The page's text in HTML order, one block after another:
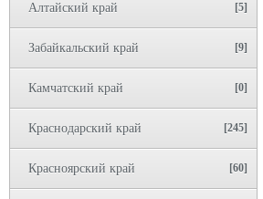
Алтайский край [5]
Забайкальский край [9]
Камчатский край [0]
Краснодарский край [245]
Красноярский край [60]